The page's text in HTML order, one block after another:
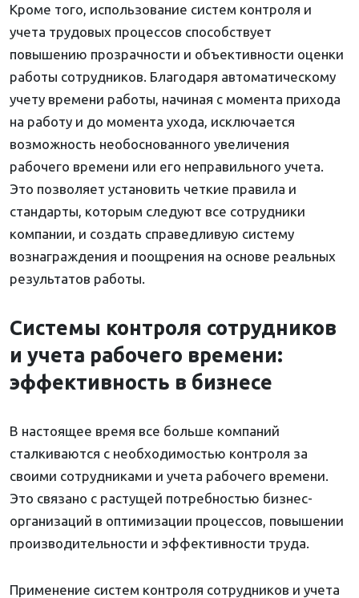
Кроме того, использование систем контроля и
учета трудовых процессов способствует
повышению прозрачности и объективности оценки
работы сотрудников. Благодаря автоматическому
учету времени работы, начиная с момента прихода
на работу и до момента ухода, исключается
возможность необоснованного увеличения
рабочего времени или его неправильного учета.
Это позволяет установить четкие правила и
стандарты, которым следуют все сотрудники
компании, и создать справедливую систему
вознаграждения и поощрения на основе реальных
результатов работы.
Системы контроля сотрудников
и учета рабочего времени:
эффективность в бизнесе
В настоящее время все больше компаний
сталкиваются с необходимостью контроля за
своими сотрудниками и учета рабочего времени.
Это связано с растущей потребностью бизнес-
организаций в оптимизации процессов, повышении
производительности и эффективности труда.
Применение систем контроля сотрудников и учета